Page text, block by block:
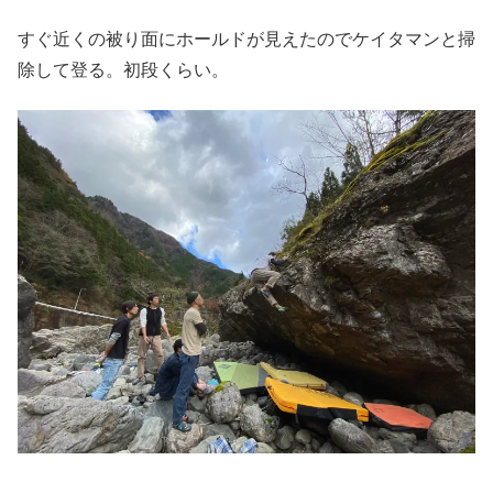
すぐ近くの被り面にホールドが見えたのでケイタマンと掃
除して登る。初段くらい。